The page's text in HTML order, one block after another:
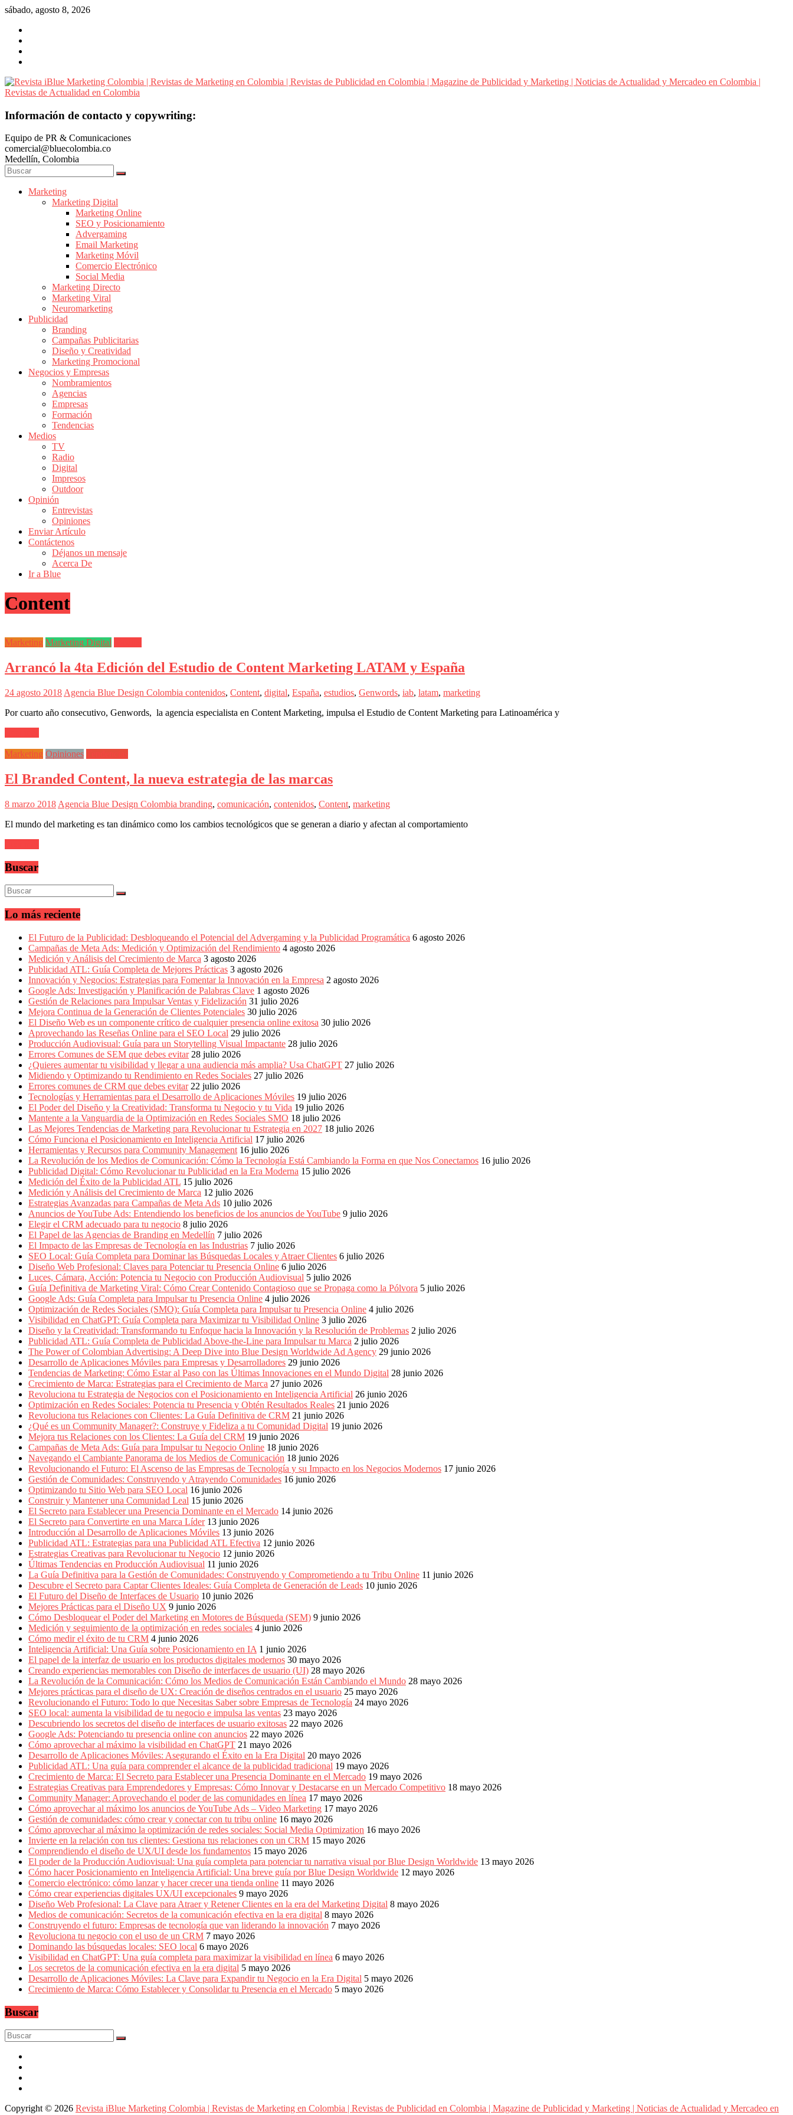
Saltar
contenido
sábado, agosto 8, 2026
Revista
Marketing
Colombia
|
Revistas
Marketing
Publicidad
Colombia
Magazine
Publicidad
Marketing
Noticias
Actualidad
Mercadeo
Colombia
Revistas
Actualidad
Colombia
Revista
iBlue
Marketing
de
Mercadeo
y
Medios
de
la
Agencia
Blue
Design
Colombia
y
sus
filiales
América
|
mirada
y
del
Marketing
en
LATAM
Bitácora
social
Mercadeo
Interactivo,
Medios,
Publicidad,
Marketing,
Campañas
Publicitarias,
Agencias,
Empresas,
Negocios,
Tendencias,
Trendings,
Dinero,
Economía,
Diseño
Web,
Móviles,
Estrategias
Digitales,
Estrategias
Publicitarias,
Alianzas,
Clientes,
Innovación,
Tecnología,
Noticias,
Artículos,
Gente,
Contenidos
Calidad,
Eventos
Marketing,
Mercadotecnia,
Eventos
Publicitarios,
Colecciónes,
Marcas,
Insigns,
Radio,
Creatividad,
SEO,
SEM,
Free
Press,
RRPP,
Spots,
Comerciales,
Periodismo,
Revistas,
Magazines
ATL,
BTL,
Periódicos
Producción
Gráfica
Colombia.
Información de contacto y copywriting:
Equipo de PR & Comunicaciones
comercial@bluecolombia.co
Medellín, Colombia
Marketing
Marketing Digital
Marketing Online
SEO y Posicionamiento
Advergaming
Email Marketing
Marketing Móvil
Comercio Electrónico
Social Media
Marketing Directo
Marketing Viral
Neuromarketing
Publicidad
Branding
Campañas Publicitarias
Diseño y Creatividad
Marketing Promocional
Negocios y Empresas
Nombramientos
Agencias
Empresas
Formación
Tendencias
Medios
TV
Radio
Digital
Impresos
Outdoor
Opinión
Entrevistas
Opiniones
Enviar Artículo
Contáctenos
Déjanos un mensaje
Acerca De
Ir a Blue
Content
Marketing Marketing Digital
Arrancó la 4ta Edición del Estudio de Content Marketing LATAM y España
24 agosto 2018 Agencia Blue Design Colombia contenidos, Content, digital, España, estudios, Genwords, iab, latam, marketing
Por cuarto año consecutivo, Genwords, la agencia especialista en Content Marketing, impulsa el Estudio de Content Marketing para Latinoamérica y
Marketing Opiniones
El Branded Content, la nueva estrategia de las marcas
8 marzo 2018 Agencia Blue Design Colombia branding, comunicación, contenidos, Content, marketing
El mundo del marketing es tan dinámico como los cambios tecnológicos que se generan a diario y afectan al comportamiento
Buscar
Lo más reciente
El Futuro de la Publicidad: Desbloqueando el Potencial del Advergaming y la Publicidad Programática 6 agosto 2026
Campañas de Meta Ads: Medición y Optimización del Rendimiento 4 agosto 2026
Medición y Análisis del Crecimiento de Marca 3 agosto 2026
Publicidad ATL: Guía Completa de Mejores Prácticas 3 agosto 2026
Innovación y Negocios: Estrategias para Fomentar la Innovación en la Empresa 2 agosto 2026
Google Ads: Investigación y Planificación de Palabras Clave 1 agosto 2026
Gestión de Relaciones para Impulsar Ventas y Fidelización 31 julio 2026
Mejora Continua de la Generación de Clientes Potenciales 30 julio 2026
El Diseño Web es un componente crítico de cualquier presencia online exitosa 30 julio 2026
Aprovechando las Reseñas Online para el SEO Local 29 julio 2026
Producción Audiovisual: Guía para un Storytelling Visual Impactante 28 julio 2026
Errores Comunes de SEM que debes evitar 28 julio 2026
¿Quieres aumentar tu visibilidad y llegar a una audiencia más amplia? Usa ChatGPT 27 julio 2026
Midiendo y Optimizando tu Rendimiento en Redes Sociales 27 julio 2026
Errores comunes de CRM que debes evitar 22 julio 2026
Tecnologías y Herramientas para el Desarrollo de Aplicaciones Móviles 19 julio 2026
El Poder del Diseño y la Creatividad: Transforma tu Negocio y tu Vida 19 julio 2026
Mantente a la Vanguardia de la Optimización en Redes Sociales SMO 18 julio 2026
Las Mejores Tendencias de Marketing para Revolucionar tu Estrategia en 2027 18 julio 2026
Cómo Funciona el Posicionamiento en Inteligencia Artificial 17 julio 2026
Herramientas y Recursos para Community Management 16 julio 2026
La Revolución de los Medios de Comunicación: Cómo la Tecnología Está Cambiando la Forma en que Nos Conectamos 16 julio 2026
Publicidad Digital: Cómo Revolucionar tu Publicidad en la Era Moderna 15 julio 2026
Medición del Éxito de la Publicidad ATL 15 julio 2026
Medición y Análisis del Crecimiento de Marca 12 julio 2026
Estrategias Avanzadas para Campañas de Meta Ads 10 julio 2026
Anuncios de YouTube Ads: Entendiendo los beneficios de los anuncios de YouTube 9 julio 2026
Elegir el CRM adecuado para tu negocio 8 julio 2026
El Papel de las Agencias de Branding en Medellín 7 julio 2026
El Impacto de las Empresas de Tecnología en las Industrias 7 julio 2026
SEO Local: Guía Completa para Dominar las Búsquedas Locales y Atraer Clientes 6 julio 2026
Diseño Web Profesional: Claves para Potenciar tu Presencia Online 6 julio 2026
Luces, Cámara, Acción: Potencia tu Negocio con Producción Audiovisual 5 julio 2026
Guía Definitiva de Marketing Viral: Cómo Crear Contenido Contagioso que se Propaga como la Pólvora 5 julio 2026
Google Ads: Guía Completa para Impulsar tu Presencia Online 4 julio 2026
Optimización de Redes Sociales (SMO): Guía Completa para Impulsar tu Presencia Online 4 julio 2026
Visibilidad en ChatGPT: Guía Completa para Maximizar tu Visibilidad Online 3 julio 2026
Diseño y la Creatividad: Transformando tu Enfoque hacia la Innovación y la Resolución de Problemas 2 julio 2026
Publicidad ATL: Guía Completa de Publicidad Above-the-Line para Impulsar tu Marca 2 julio 2026
The Power of Colombian Advertising: A Deep Dive into Blue Design Worldwide Ad Agency 29 junio 2026
Desarrollo de Aplicaciones Móviles para Empresas y Desarrolladores 29 junio 2026
Tendencias de Marketing: Cómo Estar al Paso con las Últimas Innovaciones en el Mundo Digital 28 junio 2026
Crecimiento de Marca: Estrategias para el Crecimiento de Marca 27 junio 2026
Revoluciona tu Estrategia de Negocios con el Posicionamiento en Inteligencia Artificial 26 junio 2026
Optimización en Redes Sociales: Potencia tu Presencia y Obtén Resultados Reales 21 junio 2026
Revoluciona tus Relaciones con Clientes: La Guía Definitiva de CRM 21 junio 2026
¿Qué es un Community Manager?: Construye y Fideliza a tu Comunidad Digital 19 junio 2026
Mejora tus Relaciones con los Clientes: La Guía del CRM 19 junio 2026
Campañas de Meta Ads: Guía para Impulsar tu Negocio Online 18 junio 2026
Navegando el Cambiante Panorama de los Medios de Comunicación 18 junio 2026
Revolucionando el Futuro: El Ascenso de las Empresas de Tecnología y su Impacto en los Negocios Modernos 17 junio 2026
Gestión de Comunidades: Construyendo y Atrayendo Comunidades 16 junio 2026
Optimizando tu Sitio Web para SEO Local 16 junio 2026
Construir y Mantener una Comunidad Leal 15 junio 2026
El Secreto para Establecer una Presencia Dominante en el Mercado 14 junio 2026
El Secreto para Convertirte en una Marca Líder 13 junio 2026
Introducción al Desarrollo de Aplicaciones Móviles 13 junio 2026
Publicidad ATL: Estrategias para una Publicidad ATL Efectiva 12 junio 2026
Estrategias Creativas para Revolucionar tu Negocio 12 junio 2026
Últimas Tendencias en Producción Audiovisual 11 junio 2026
La Guía Definitiva para la Gestión de Comunidades: Construyendo y Comprometiendo a tu Tribu Online 11 junio 2026
Descubre el Secreto para Captar Clientes Ideales: Guía Completa de Generación de Leads 10 junio 2026
El Futuro del Diseño de Interfaces de Usuario 10 junio 2026
Mejores Prácticas para el Diseño UX 9 junio 2026
Cómo Desbloquear el Poder del Marketing en Motores de Búsqueda (SEM) 9 junio 2026
Medición y seguimiento de la optimización en redes sociales 4 junio 2026
Cómo medir el éxito de tu CRM 4 junio 2026
Inteligencia Artificial: Una Guía sobre Posicionamiento en IA 1 junio 2026
El papel de la interfaz de usuario en los productos digitales modernos 30 mayo 2026
Creando experiencias memorables con Diseño de interfaces de usuario (UI) 28 mayo 2026
La Revolución de la Comunicación: Cómo los Medios de Comunicación Están Cambiando el Mundo 28 mayo 2026
Mejores prácticas para el diseño de UX: Creación de diseños centrados en el usuario 25 mayo 2026
Revolucionando el Futuro: Todo lo que Necesitas Saber sobre Empresas de Tecnología 24 mayo 2026
SEO local: aumenta la visibilidad de tu negocio e impulsa las ventas 23 mayo 2026
Descubriendo los secretos del diseño de interfaces de usuario exitosas 22 mayo 2026
Google Ads: Potenciando tu presencia online con anuncios 22 mayo 2026
Cómo aprovechar al máximo la visibilidad en ChatGPT 21 mayo 2026
Desarrollo de Aplicaciones Móviles: Asegurando el Éxito en la Era Digital 20 mayo 2026
Publicidad ATL: Una guía para comprender el alcance de la publicidad tradicional 19 mayo 2026
Crecimiento de Marca: El Secreto para Establecer una Presencia Dominante en el Mercado 19 mayo 2026
Estrategias Creativas para Emprendedores y Empresas: Cómo Innovar y Destacarse en un Mercado Competitivo 18 mayo 2026
Community Manager: Aprovechando el poder de las comunidades en línea 17 mayo 2026
Cómo aprovechar al máximo los anuncios de YouTube Ads – Video Marketing 17 mayo 2026
Gestión de comunidades: cómo crear y conectar con tu tribu online 16 mayo 2026
Cómo aprovechar al máximo la optimización de redes sociales: Social Media Optimization 16 mayo 2026
Invierte en la relación con tus clientes: Gestiona tus relaciones con un CRM 15 mayo 2026
Comprendiendo el diseño de UX/UI desde los fundamentos 15 mayo 2026
El poder de la Producción Audiovisual: Una guía completa para potenciar tu narrativa visual por Blue Design Worldwide 13 mayo 2026
Cómo hacer Posicionamiento en Inteligencia Artificial: Una breve guía por Blue Design Worldwide 12 mayo 2026
Comercio electrónico: cómo lanzar y hacer crecer una tienda online 11 mayo 2026
Cómo crear experiencias digitales UX/UI excepcionales 9 mayo 2026
Diseño Web Profesional: La Clave para Atraer y Retener Clientes en la era del Marketing Digital 8 mayo 2026
Medios de comunicación: Secretos de la comunicación efectiva en la era digital 8 mayo 2026
Construyendo el futuro: Empresas de tecnología que van liderando la innovación 7 mayo 2026
Revoluciona tu negocio con el uso de un CRM 7 mayo 2026
Dominando las búsquedas locales: SEO local 6 mayo 2026
Visibilidad en ChatGPT: Una guía completa para maximizar la visibilidad en línea 6 mayo 2026
Los secretos de la comunicación efectiva en la era digital 5 mayo 2026
Desarrollo de Aplicaciones Móviles: La Clave para Expandir tu Negocio en la Era Digital 5 mayo 2026
Crecimiento de Marca: Cómo Establecer y Consolidar tu Presencia en el Mercado 5 mayo 2026
Buscar
Copyright © 2026 Revista iBlue Marketing Colombia | Revistas de Marketing en Colombia | Revistas de Publicidad en Colombia | Magazine de Publicidad y Marketing | Noticias de Actualidad y Mercadeo en